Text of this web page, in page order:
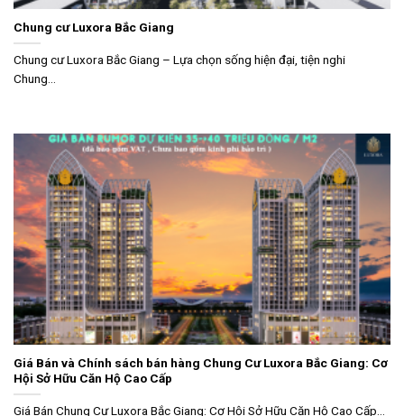
Chung cư Luxora Bắc Giang
Chung cư Luxora Bắc Giang – Lựa chọn sống hiện đại, tiện nghi
Chung...
Giá Bán và Chính sách bán hàng Chung Cư Luxora Bắc Giang: Cơ
Hội Sở Hữu Căn Hộ Cao Cấp
Giá Bán Chung Cư Luxora Bắc Giang: Cơ Hội Sở Hữu Căn Hộ Cao Cấp...